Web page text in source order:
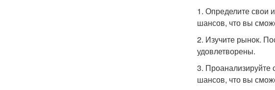
1. Определите свои
шансов, что вы
2. Изучите рынок.
удовлетворены.
3.
шансов, что вы